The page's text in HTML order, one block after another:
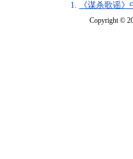
1. 《谋杀歌谣
Copyright ©